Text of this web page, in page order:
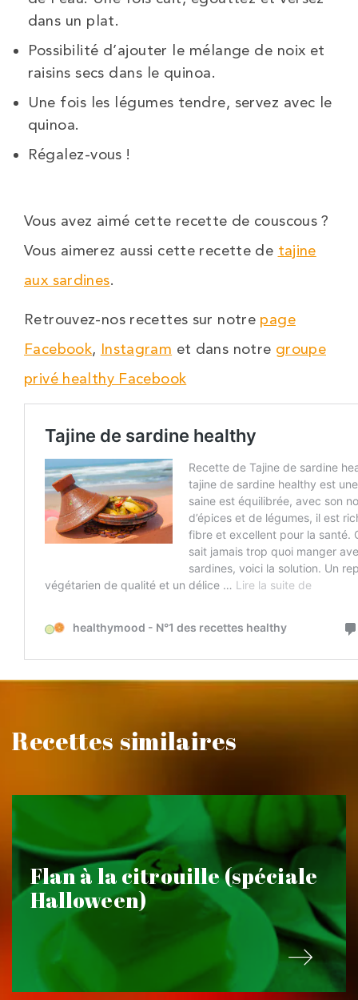
dans un plat.
Possibilité d’ajouter le mélange de noix et
raisins secs dans le quinoa.
Une fois les légumes tendre, servez avec le
quinoa.
Régalez-vous !
Vous avez aimé cette recette de couscous ?
Vous aimerez aussi cette recette de tajine
aux sardines.
Retrouvez-nos recettes sur notre page
Facebook, Instagram et dans notre groupe
privé healthy Facebook
Recettes similaires
Flan à la citrouille (spéciale
Halloween)